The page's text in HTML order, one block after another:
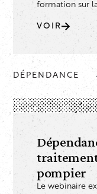
formation sur
VOIR
DÉPENDANCE
pompier
Le webinaire